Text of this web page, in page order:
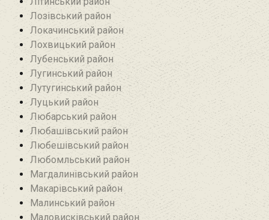
Лозівський район
Локачинський район
Лохвицький район
Лубенський район
Лугинський район‎
Лутугинський район
Луцький район
Любарський район‎
Любашівський район‎
Любешівський район
Любомльський район
Магдалинівський район
Макарівський район
Малинський район
Маловисківський район